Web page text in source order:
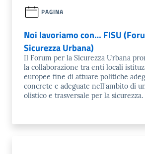
PAGINA
Noi lavoriamo con… FISU
Sicurezza Urbana)
Il Forum per la Sicurezza Urbana
la collaborazione tra enti locali
europee fine di attuare politiche
concrete e adeguate nell'ambito di
olistico e trasversale per la sicurezza.